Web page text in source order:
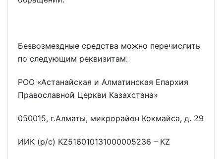
Безвозмездные средства можно перечислить
по следующим реквизитам:
РОО «Астанайская и Алматинская Епархия
Православной Церкви Казахстана»
050015, г.Алматы, микрорайон Кокмайса, д. 29
ИИК (р/с) KZ516010131000005236 – KZ